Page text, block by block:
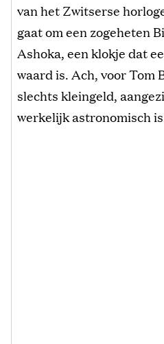
van het Zwitserse
gaat om een zogeheten
Ashoka, een klokje dat
waard is. Ach, voor Tom
slechts kleingeld,
werkelijk astronomisch